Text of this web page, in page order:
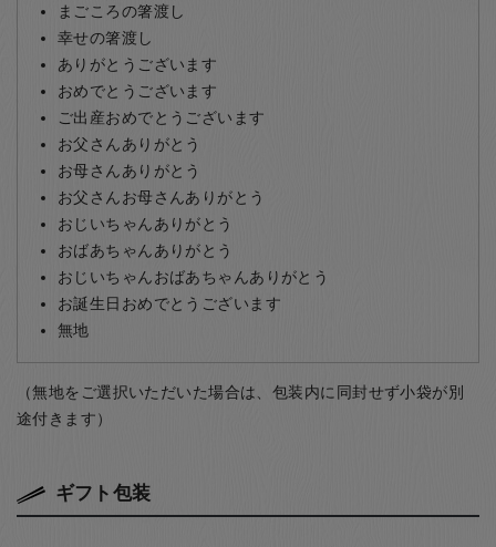
まごころの箸渡し
幸せの箸渡し
ありがとうございます
おめでとうございます
ご出産おめでとうございます
お父さんありがとう
お母さんありがとう
お父さんお母さんありがとう
おじいちゃんありがとう
おばあちゃんありがとう
おじいちゃんおばあちゃんありがとう
お誕生日おめでとうございます
無地
（無地をご選択いただいた場合は、包装内に同封せず小袋が別
途付きます）
ギフト包装